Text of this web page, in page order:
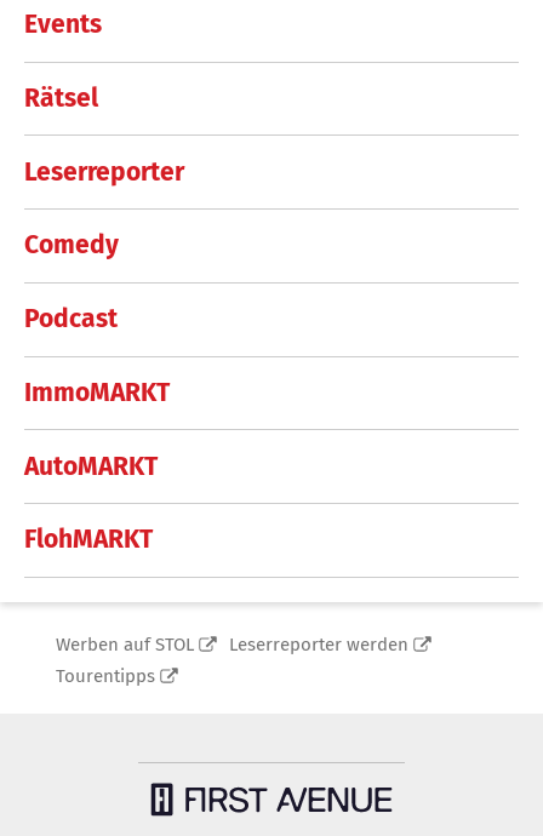
Events
Rätsel
Leserreporter
Comedy
Podcast
ImmoMARKT
AutoMARKT
FlohMARKT
Werben auf STOL
Leserreporter werden
Tourentipps